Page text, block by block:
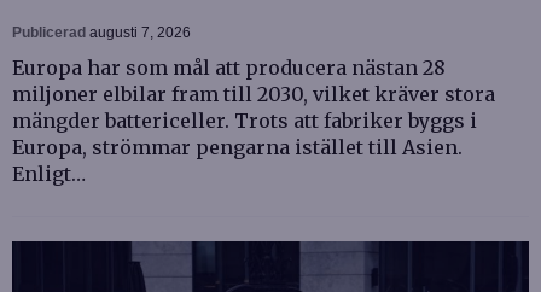
Publicerad augusti 7, 2026
Europa har som mål att producera nästan 28
miljoner elbilar fram till 2030, vilket kräver stora
mängder battericeller. Trots att fabriker byggs i
Europa, strömmar pengarna istället till Asien.
Enligt…